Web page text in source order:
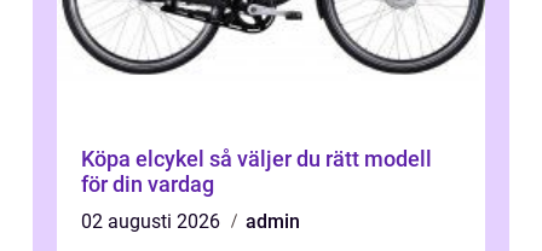
Köpa elcykel så väljer du rätt modell
för din vardag
02 augusti 2026
admin